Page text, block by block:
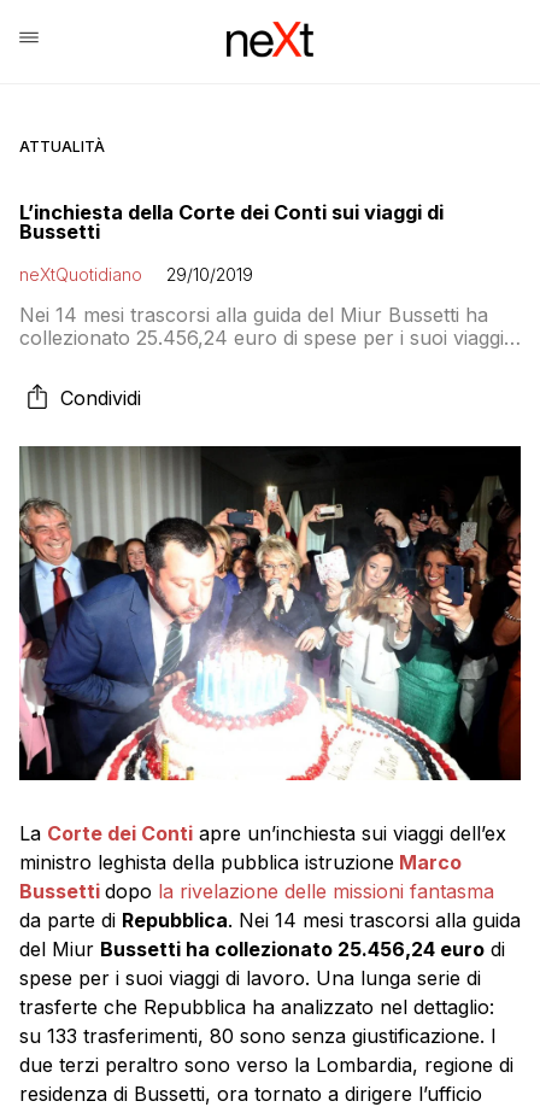
ATTUALITÀ
L’inchiesta della Corte dei Conti sui viaggi di
Bussetti
neXtQuotidiano 29/10/2019
Nei 14 mesi trascorsi alla guida del Miur Bussetti ha
collezionato 25.456,24 euro di spese per i suoi viaggi
trasferimenti, 80 sono senza giustificazione
Condividi
La Corte dei Conti apre un’inchiesta sui viaggi dell’ex
ministro leghista della pubblica istruzione Marco
Bussetti dopo la rivelazione delle missioni fantasma
da parte di Repubblica. Nei 14 mesi trascorsi alla guida
del Miur Bussetti ha collezionato 25.456,24 euro di
spese per i suoi viaggi di lavoro. Una lunga serie di
trasferte che Repubblica ha analizzato nel dettaglio:
su 133 trasferimenti, 80 sono senza giustificazione. I
due terzi peraltro sono verso la Lombardia, regione di
residenza di Bussetti, ora tornato a dirigere l’ufficio